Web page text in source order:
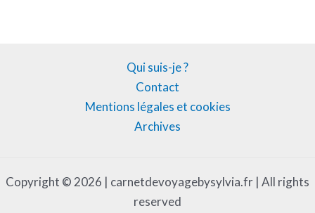
Qui suis-je ?
Contact
Mentions légales et cookies
Archives
Copyright © 2026 | carnetdevoyagebysylvia.fr | All rights
reserved